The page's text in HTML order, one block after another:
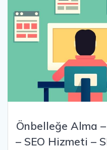
Önbelleğe Alma
– SEO Hizmeti –